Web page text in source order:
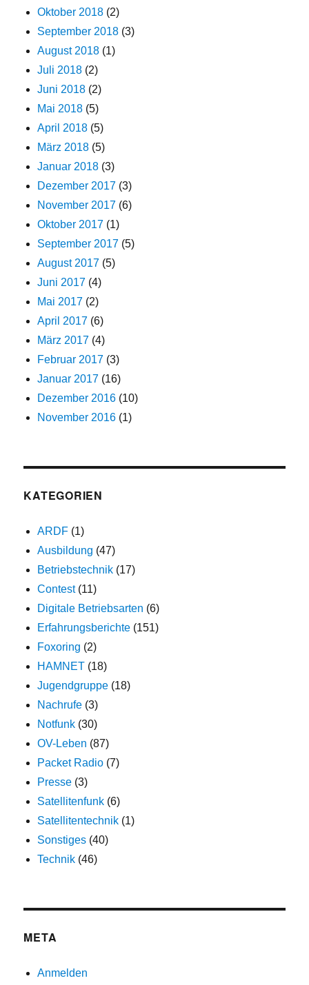
Oktober 2018 (2)
September 2018 (3)
August 2018 (1)
Juli 2018 (2)
Juni 2018 (2)
Mai 2018 (5)
April 2018 (5)
März 2018 (5)
Januar 2018 (3)
Dezember 2017 (3)
November 2017 (6)
Oktober 2017 (1)
September 2017 (5)
August 2017 (5)
Juni 2017 (4)
Mai 2017 (2)
April 2017 (6)
März 2017 (4)
Februar 2017 (3)
Januar 2017 (16)
Dezember 2016 (10)
November 2016 (1)
KATEGORIEN
ARDF (1)
Ausbildung (47)
Betriebstechnik (17)
Contest(11)
Digitale Betriebsarten (6)
Erfahrungsberichte (151)
Foxoring (2)
HAMNET (18)
Jugendgruppe (18)
Nachrufe (3)
Notfunk (30)
OV-Leben (87)
Packet Radio (7)
Presse (3)
Satellitenfunk (6)
Satellitentechnik (1)
Sonstiges (40)
Technik (46)
META
Anmelden